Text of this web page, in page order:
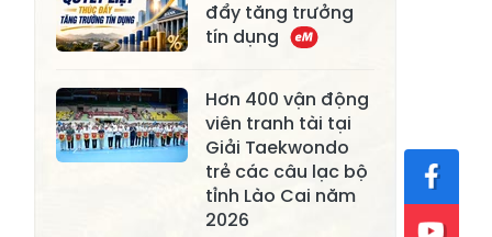
Xã Đông
Cuông
Xã Tân Hợp
Xã Mỏ Vàng
Xã Lâm
Thượng
Xã Tân Lĩnh
đẩy tăng trưởng
tín dụng
Hơn 400 vận động
viên tranh tài tại
Giải Taekwondo
trẻ các câu lạc bộ
tỉnh Lào Cai năm
2026